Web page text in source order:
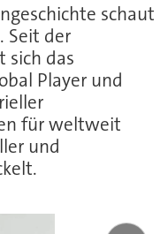
schaut
Seit der
sich das
Player und
für weltweit
und